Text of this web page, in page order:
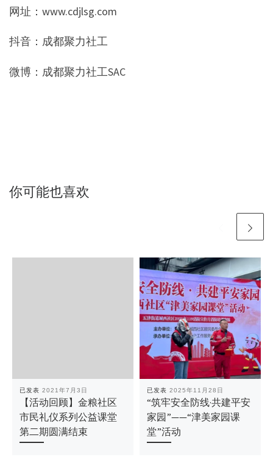
网址：www.cdjlsg.com
抖音：成都聚力社工
微博：成都聚力社工SAC
你可能也喜欢
已发表 2021年7月3日
【活动回顾】金粮社区
市民礼仪系列公益课堂
第二期圆满结束
已发表 2025年11月28日
“筑牢安全防线·共建平安
家园”——“津美家园课
堂”活动